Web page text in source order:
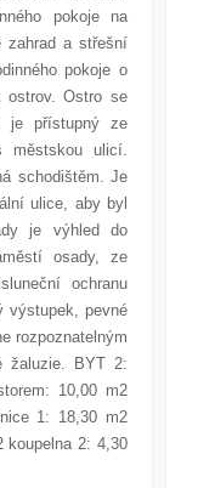
pokoje na
zahrad a střešní
pokoje o
Ostro se
je přístupný ze
městskou ulicí.
schodištěm. Je
ulice, aby byl
je výhled do
osady, ze
ochranu
výstupek, pevné
rozpoznatelným
žaluzie. BYT 2:
10,00 m2
1: 18,30 m2
koupelna 2: 4,30